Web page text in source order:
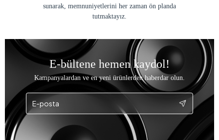
sunarak, memnuniyetlerini her zaman ön planda
tutmaktayız.
E-bültene hemen kaydol!
Kampanyalardan ve en yeni ürünlerden haberdar olun.